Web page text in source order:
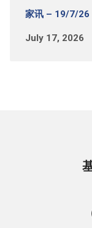
家讯 – 19/7/26
July 17, 2026